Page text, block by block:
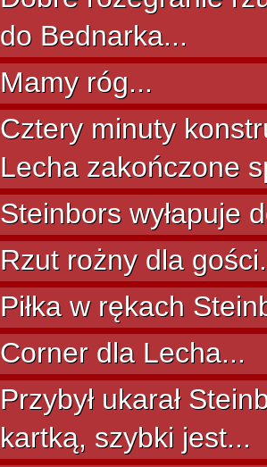
do Bednarka...
Mamy róg...
Cztery minuty
Lecha zakończone
Steinbors wyłapuje
Rzut rożny dla
Piłka w rękach
Corner dla Lecha...
Przybył ukarał
kartką, szybki jest...